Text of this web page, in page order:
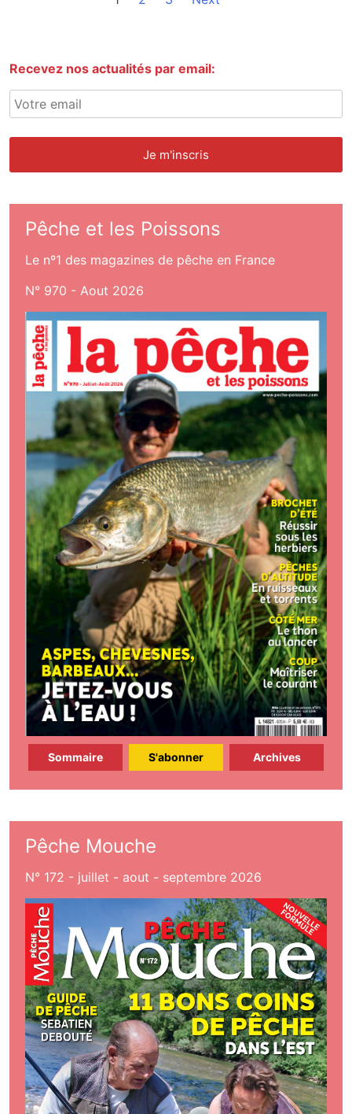
Recevez nos actualités par email:
Pêche et les Poissons
Le nº1 des magazines de pêche en France
N° 970 - Aout 2026
Sommaire S'abonner Archives
Pêche Mouche
N° 172 - juillet - aout - septembre 2026